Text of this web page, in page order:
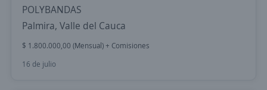
POLYBANDAS
Palmira, Valle del Cauca
$ 1.800.000,00 (Mensual) + Comisiones
16 de julio